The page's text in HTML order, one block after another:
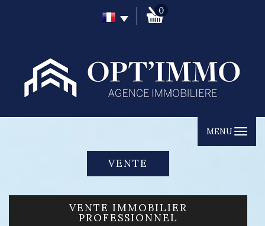
0
MENU
VENTE
VENTE IMMOBILIER
PROFESSIONNEL